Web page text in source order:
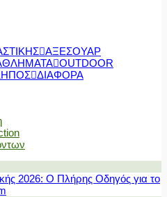
ΑΞΕΣΟΥΑΡ
OUTDOOR
ΔΙΑΦΟΡΑ
2026: Ο Πλήρης Οδηγός για το